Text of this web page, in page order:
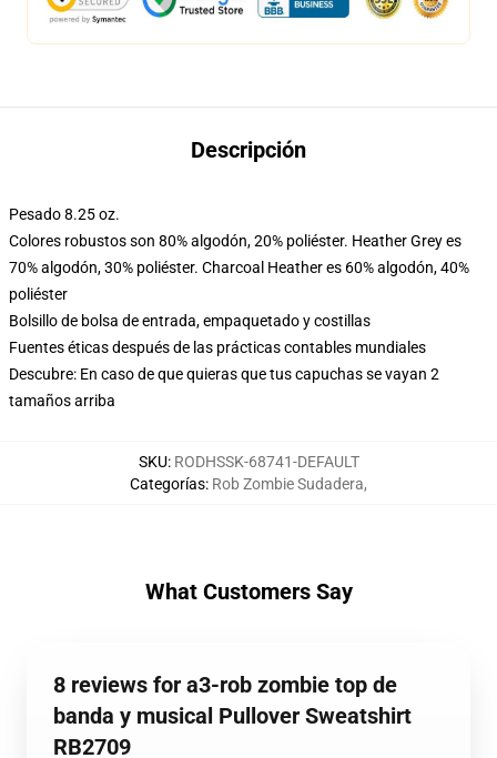
Descripción
Pesado 8.25 oz.
Colores robustos son 80% algodón, 20% poliéster. Heather Grey es
70% algodón, 30% poliéster. Charcoal Heather es 60% algodón, 40%
poliéster
Bolsillo de bolsa de entrada, empaquetado y costillas
Fuentes éticas después de las prácticas contables mundiales
Descubre: En caso de que quieras que tus capuchas se vayan 2
tamaños arriba
SKU: RODHSSK-68741-DEFAULT
Categorías: Rob Zombie Sudadera,
What Customers Say
8 reviews for a3-rob zombie top de
banda y musical Pullover Sweatshirt
RB2709